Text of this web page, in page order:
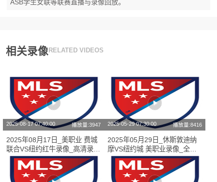
ASB学生女联等联赛直播与录像回放。
相关录像 RELATED VIDEOS
2025-08-17 07:40:00 播放量:3947
2025年08月17日_美职业 费城
联合VS纽约红牛录像_高清录像
【全场回放】
2025-05-29 07:30:00 播放量:8416
2025年05月29日_休斯敦迪纳
摩VS纽约城 美职业录像_全场
录像【高清回放】